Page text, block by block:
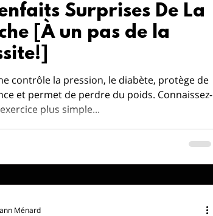
Surprises De La
[À un pas de la
contrôle la pression, le diabète, protège de
et permet de perdre du poids. Connaissez-
plus simple...
Ménard